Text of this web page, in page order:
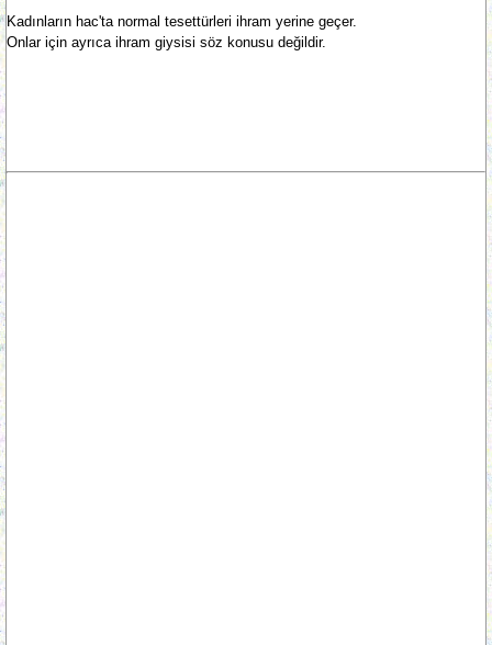
Kadınların hac'ta normal tesettürleri ihram yerine geçer.
Onlar için ayrıca ihram giysisi söz konusu değildir.